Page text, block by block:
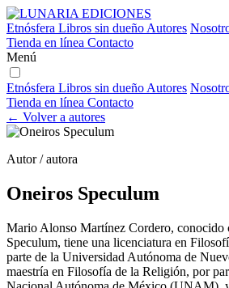
Etnósfera Libros sin dueño Autores
Tienda en línea Contacto
Menú
Etnósfera Libros sin dueño Autores
Tienda en línea Contacto
← Volver a autores
Autor / autora
Oneiros Speculum
Mario Alonso Martínez Cordero, conocido
Speculum, tiene una licenciatura en
parte de la Universidad Autónoma de
maestría en Filosofía de la Religión, por